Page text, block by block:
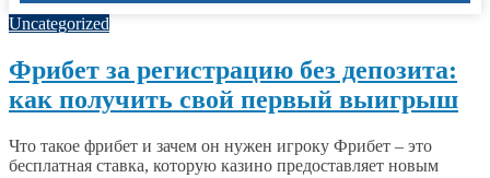
Uncategorized
Фрибет за регистрацию без депозита:
как получить свой первый выигрыш
Что такое фрибет и зачем он нужен игроку Фрибет – это
бесплатная ставка, которую казино предоставляет новым